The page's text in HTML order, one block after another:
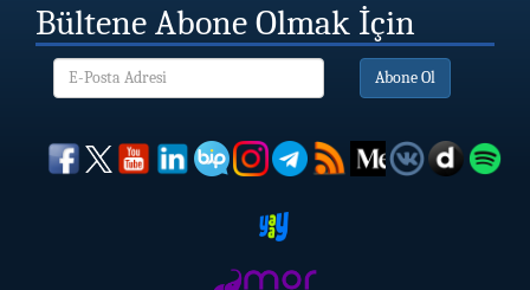
Bültene Abone Olmak İçin
Abone Ol